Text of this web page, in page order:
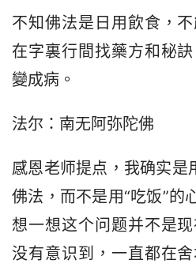
不知佛法是日用飲食，
在字裏行間找藥方和秘
變成病。
法尔：南无阿弥陀佛
感恩老师提点，我确实是
佛法，而不是用“吃饭”的
想一想这个问题并不是
没有意识到，一直都在